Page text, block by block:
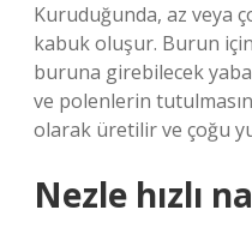
Kuruduğunda, az veya
kabuk oluşur. Burun
buruna girebilecek
ve polenlerin
olarak üretilir ve çoğu
Nezle hızlı